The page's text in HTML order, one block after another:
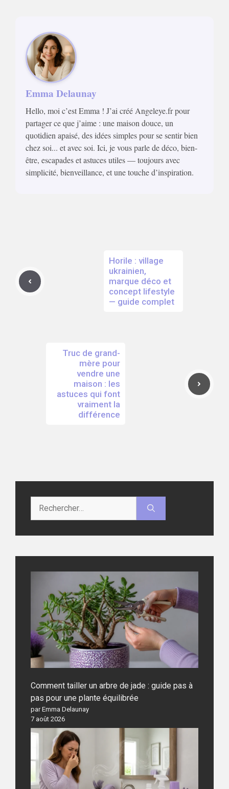
Emma Delaunay
Hello, moi c’est Emma ! J’ai créé Angeleye.fr pour
partager ce que j’aime : une maison douce, un
quotidien apaisé, des idées simples pour se sentir bien
chez soi... et avec soi. Ici, je vous parle de déco, bien-
être, escapades et astuces utiles — toujours avec
simplicité, bienveillance, et une touche d’inspiration.
Horile : village
ukrainien,
marque déco et
concept lifestyle
— guide complet
Truc de grand-
mère pour
vendre une
maison : les
astuces qui font
vraiment la
différence
Comment tailler un arbre de jade : guide pas à
pas pour une plante équilibrée
par Emma Delaunay
7 août 2026